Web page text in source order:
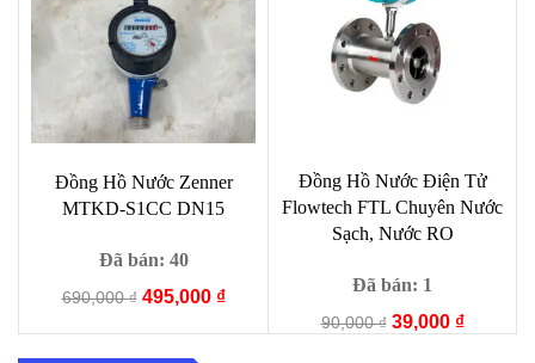
Đồng Hồ Nước Zenner
MTKD-S1CC DN15
Đã bán: 40
690,000₫ Giá
495,000 ₫Giá
Đồng Hồ Nước Điện Tử
Flowtech FTL Chuyên Nước
Sạch, Nước RO
Đã bán: 1
90,000₫ Giá
39,000 ₫Giá